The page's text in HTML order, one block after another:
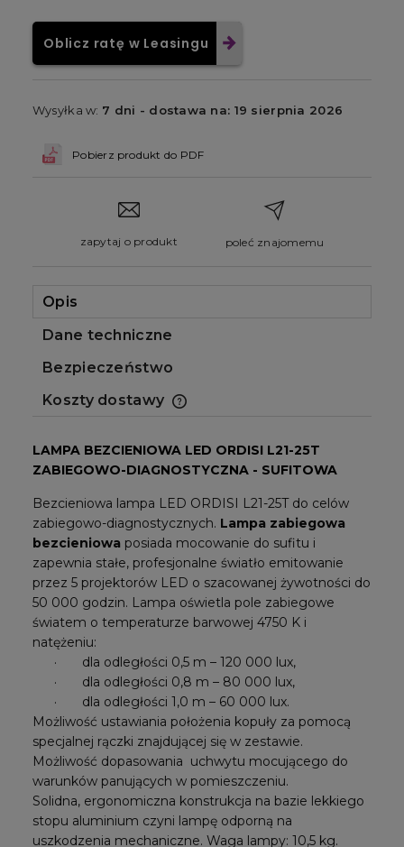
Oblicz ratę w Leasingu
Wysyłka w: 7 dni - dostawa na: 19 sierpnia 2026
Pobierz produkt do PDF
zapytaj o produkt poleć znajomemu
Opis
Dane techniczne
Bezpieczeństwo
Koszty dostawy
Cena nie zawiera ewentualnych kosztów
LAMPA BEZCIENIOWA LED ORDISI L21-25T
ZABIEGOWO-DIAGNOSTYCZNA - SUFITOWA
Bezcieniowa lampa LED ORDISI L21-25T do celów
zabiegowo-diagnostycznych. Lampa zabiegowa
bezcieniowaposiada mocowanie do sufitu i
zapewnia stałe, profesjonalne światło emitowanie
przez 5 projektorów LED o szacowanej żywotności do
50 000 godzin. Lampa oświetla pole zabiegowe
światem o temperaturze barwowej 4750 K i
natężeniu:
·
dla odległości 0,5 m – 120 000 lux,
·
dla odległości 0,8 m – 80 000 lux,
·
dla odległości 1,0 m – 60 000 lux.
Możliwość ustawiania położenia kopuły za pomocą
specjalnej rączki znajdującej się w zestawie.
Możliwość dopasowania uchwytu mocującego do
warunków panujących w pomieszczeniu.
Solidna, ergonomiczna konstrukcja na bazie lekkiego
stopu aluminium czyni lampę odporną na
uszkodzenia mechaniczne. Waga lampy: 10,5 kg.